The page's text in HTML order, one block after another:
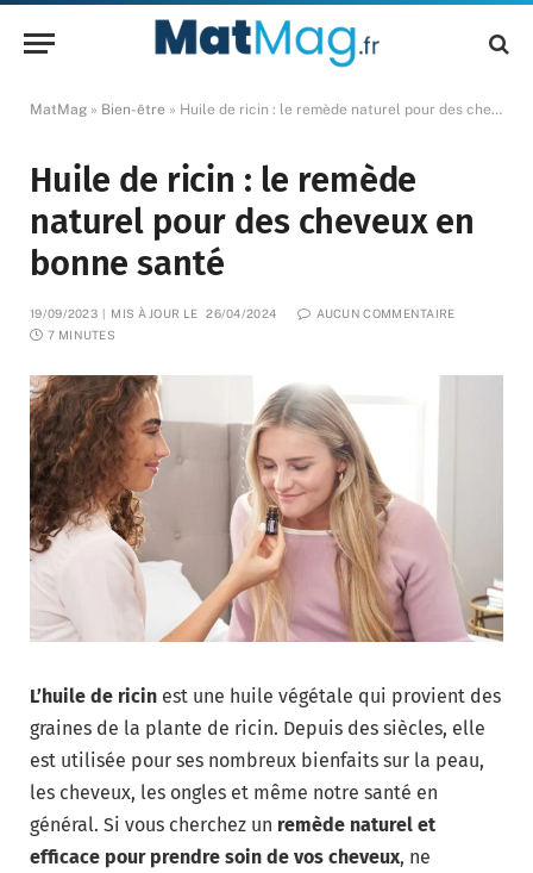
MatMag » Bien-être » Huile de ricin : le remède naturel pour des cheveux en bonne santé
Huile de ricin : le remède
naturel pour des cheveux en
bonne santé
19/09/2023 MIS À JOUR LE 26/04/2024
AUCUN COMMENTAIRE
7 MINUTES
L’huile de ricin est une huile végétale qui provient des
graines de la plante de ricin. Depuis des siècles, elle
est utilisée pour ses nombreux bienfaits sur la peau,
les cheveux, les ongles et même notre santé en
général. Si vous cherchez un remède naturel et
efficace pour prendre soin de vos cheveux, ne